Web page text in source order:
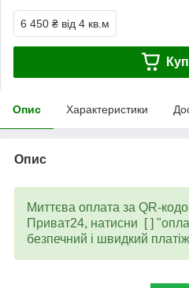
6 450 ₴ від 4 кв.м
Опис Характеристики
Опис
Миттєва оплата за QR-
Приват24, натисни [ ]
безпечний і швидкий платіж